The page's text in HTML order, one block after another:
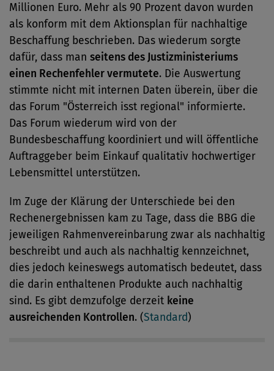
Millionen Euro. Mehr als 90 Prozent davon wurden
als konform mit dem Aktionsplan für nachhaltige
Beschaffung beschrieben. Das wiederum sorgte
dafür, dass man seitens des Justizministeriums
einen Rechenfehler vermutete. Die Auswertung
stimmte nicht mit internen Daten überein, über die
das Forum "Österreich isst regional" informierte.
Das Forum wiederum wird von der
Bundesbeschaffung koordiniert und will öffentliche
Auftraggeber beim Einkauf qualitativ hochwertiger
Lebensmittel unterstützen.
Im Zuge der Klärung der Unterschiede bei den
Rechenergebnissen kam zu Tage, dass die BBG die
jeweiligen Rahmenvereinbarung zwar als nachhaltig
beschreibt und auch als nachhaltig kennzeichnet,
dies jedoch keineswegs automatisch bedeutet, dass
die darin enthaltenen Produkte auch nachhaltig
sind. Es gibt demzufolge derzeit keine
ausreichenden Kontrollen. (Standard)